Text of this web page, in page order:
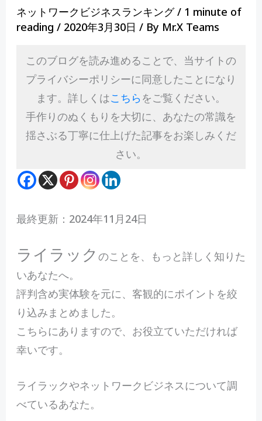
ネットワークビジネスランキング/ 1 minute of
reading / 2020年3月30日 / By Mr.X Teams
このブログを読み進めることで、当サイトの
プライバシーポリシーに同意したことになり
ます。詳しくはこちら をご覧ください。
手作りのぬくもりを大切に、あなたの常識を
揺さぶる丁寧に仕上げた記事をお楽しみくだ
さい。
最終更新：2024年11月24日
ライラック のことを、もっと詳しく知りた
いあなたへ。
評判含め実体験を元に、客観的にポイントを絞
り込みまとめました。
こちらにありますので、お役立ていただければ
幸いです。
ライラックやネットワークビジネスについて調
べているあなた。